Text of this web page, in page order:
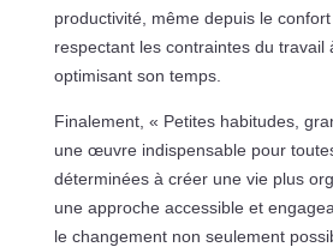
productivité, même depuis le
respectant les contraintes du travail
optimisant son temps.
Finalement, « Petites habitudes,
une œuvre indispensable pour
déterminées à créer une vie plus
une approche accessible et
le changement non seulement